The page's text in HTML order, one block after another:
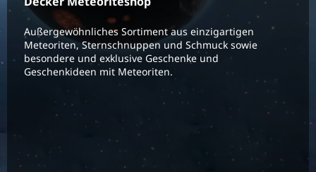
Außergewöhnliches Sortiment aus einzigartigen
Meteoriten, Sternschnuppen und Schmuck sowie
besondere und exklusive Geschenke und
Geschenkideen mit Meteoriten.